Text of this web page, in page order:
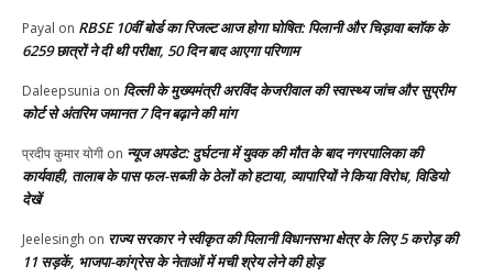
Payal on RBSE 10वीं बोर्ड का रिजल्ट आज होगा घोषित: पिलानी और चिड़ावा ब्लॉक के
6259 छात्रों ने दी थी परीक्षा, 50 दिन बाद आएगा परिणाम
Daleepsunia on दिल्ली के मुख्यमंत्री अरविंद केजरीवाल की स्वास्थ्य जांच और सुप्रीम
कोर्ट से अंतरिम जमानत 7 दिन बढ़ाने की मांग
प्रदीप कुमार योगी on न्यूज अपडेट: दुर्घटना में युवक की मौत के बाद नगरपालिका की
कार्यवाही, तालाब के पास फल-सब्जी के ठेलों को हटाया, व्यापारियों ने किया विरोध, विडियो
देखें
Jeelesingh on राज्य सरकार ने स्वीकृत की पिलानी विधानसभा क्षेत्र के लिए 5 करोड़ की
11 सड़कें, भाजपा-कांग्रेस के नेताओं में मची श्रेय लेने की होड़